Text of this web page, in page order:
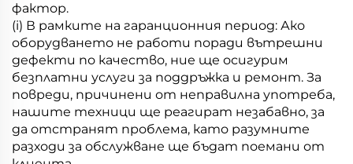
фактор.
(i) В рамките на гаранционния период: Ако
оборудването не работи поради вътрешни
дефекти по качество, ние ще осигурим
безплатни услуги за поддръжка и ремонт. За
повреди, причинени от неправилна употреба,
нашите техници ще реагират незабавно, за
да отстранят проблема, като разумните
разходи за обслужване ще бъдат поемани от